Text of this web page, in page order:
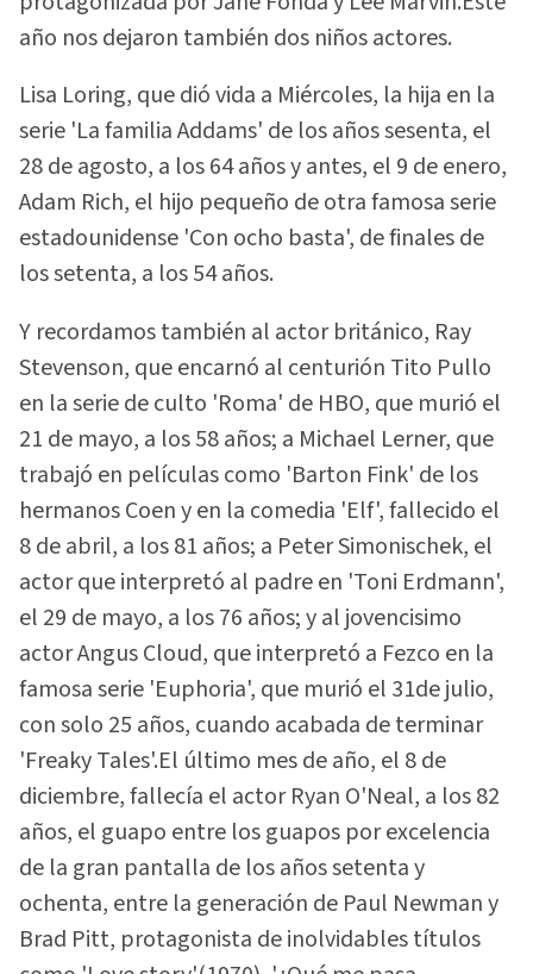
año nos dejaron también dos niños actores.
Lisa Loring, que dió vida a Miércoles, la hija en la
serie 'La familia Addams' de los años sesenta, el
28 de agosto, a los 64 años y antes, el 9 de enero,
Adam Rich, el hijo pequeño de otra famosa serie
estadounidense 'Con ocho basta', de finales de
los setenta, a los 54 años.
Y recordamos también al actor británico, Ray
Stevenson, que encarnó al centurión Tito Pullo
en la serie de culto 'Roma' de HBO, que murió el
21 de mayo, a los 58 años; a Michael Lerner, que
trabajó en películas como 'Barton Fink' de los
hermanos Coen y en la comedia 'Elf', fallecido el
8 de abril, a los 81 años; a Peter Simonischek, el
actor que interpretó al padre en 'Toni Erdmann',
el 29 de mayo, a los 76 años; y al jovencisimo
actor Angus Cloud, que interpretó a Fezco en la
famosa serie 'Euphoria', que murió el 31de julio,
con solo 25 años, cuando acabada de terminar
'Freaky Tales'.El último mes de año, el 8 de
diciembre, fallecía el actor Ryan O'Neal, a los 82
años, el guapo entre los guapos por excelencia
de la gran pantalla de los años setenta y
ochenta, entre la generación de Paul Newman y
Brad Pitt, protagonista de inolvidables títulos